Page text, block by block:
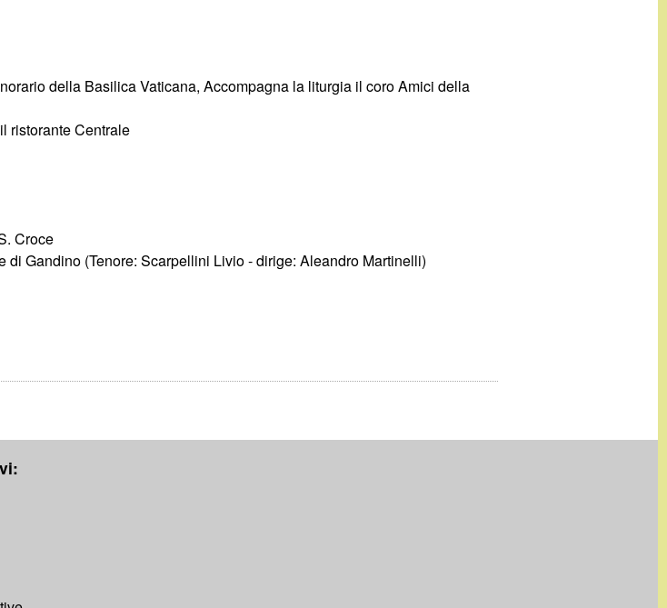
della Basilica Vaticana, Accompagna la liturgia il coro Amici della
ristorante Centrale
Croce
Gandino (Tenore: Scarpellini Livio - dirige: Aleandro Martinelli)